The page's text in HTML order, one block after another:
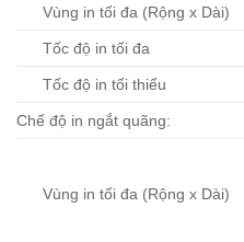
Vùng in tối đa (Rộng x Dài)
Tốc độ in tối đa
Tốc độ in tối thiểu
Chế độ in ngắt quãng:
Vùng in tối đa (Rộng x Dài)